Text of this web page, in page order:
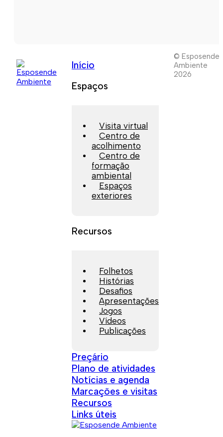
Início
Espaços
Visita virtual
Centro de
acolhimento
Centro de
formação
ambiental
Espaços
exteriores
Recursos
Folhetos
Histórias
Desafios
Apresentações
Jogos
Vídeos
Publicações
Preçário
Plano de atividades
Notícias e agenda
Marcações e visitas
Recursos
Links úteis
© Esposende
Ambiente
2026